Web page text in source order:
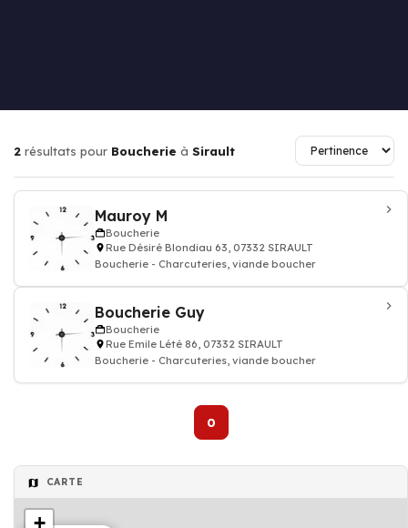
2 résultats pour Boucherie à Sirault
Mauroy M
Boucherie
Rue Désiré Blondiau 63, 07332 SIRAULT
Boucherie - Charcuteries, viande boucher
Boucherie Guy
Boucherie
Rue Emile Lété 86, 07332 SIRAULT
Boucherie - Charcuteries, viande boucher
0
CARTE
+